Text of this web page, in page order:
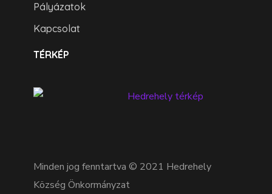
Pályázatok
Kapcsolat
TÉRKÉP
Minden jog fenntartva © 2021 Hedrehely
Község Önkormányzat